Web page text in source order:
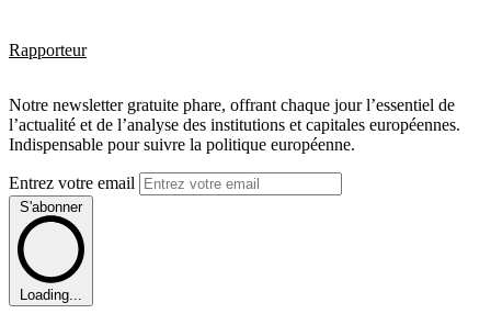
Rapporteur
Notre newsletter gratuite phare, offrant chaque jour l’essentiel de
l’actualité et de l’analyse des institutions et capitales européennes.
Indispensable pour suivre la politique européenne.
Entrez votre email
S'abonner
Loading...